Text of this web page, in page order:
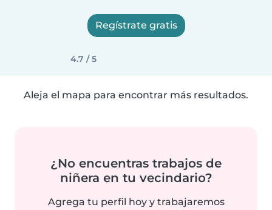
Regístrate gratis
4.7 / 5
Aleja el mapa para encontrar más resultados.
¿No encuentras trabajos de
niñera en tu vecindario?
Agrega tu perfil hoy y trabajaremos